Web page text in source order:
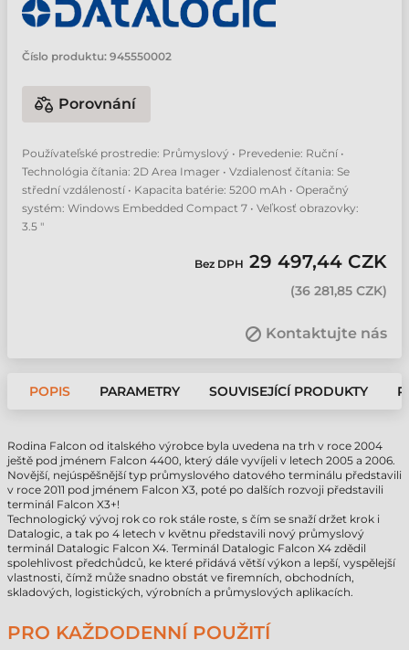
Číslo produktu: 945550002
Porovnání
Používateľské prostredie: Průmyslový • Prevedenie: Ruční •
Technológia čítania: 2D Area Imager • Vzdialenosť čítania: Se
střední vzdáleností • Kapacita batérie: 5200 mAh • Operačný
systém: Windows Embedded Compact 7 • Veľkosť obrazovky:
3.5 "
Bez DPH 29 497,44 CZK
(36 281,85 CZK)
Kontaktujte nás
POPIS PARAMETRY SOUVISEJÍCÍ PRODUKTY
Rodina Falcon od italského výrobce byla uvedena na trh v roce 2004
ještě pod jménem Falcon 4400, který dále vyvíjeli v letech 2005 a 2006.
Novější, nejúspěšnější typ průmyslového datového terminálu představili
v roce 2011 pod jménem Falcon X3, poté po dalších rozvoji představili
terminál Falcon X3+!
Technologický vývoj rok co rok stále roste, s čím se snaží držet krok i
Datalogic, a tak po 4 letech v květnu představili nový průmyslový
terminál Datalogic Falcon X4. Terminál Datalogic Falcon X4 zdědil
spolehlivost předchůdců, ke které přidává větší výkon a lepší, vyspělejší
vlastnosti, čímž může snadno obstát ve firemních, obchodních,
skladových, logistických, výrobních a průmyslových aplikacích.
PRO KAŽDODENNÍ POUŽITÍ